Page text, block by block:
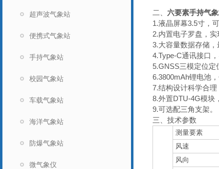
超声波气象站
便携式气象站
手持气象站
校园气象站
车载气象站
海洋气象站
防爆气象站
微气象仪
二、 六要素手持气
1.液晶屏幕3.5寸，
2.内置电子罗盘，
3.大容量数据存储
4.Type-C通讯接口
5.GNSS三模定位
6.3800mAh锂电池
7.结构设计科学合
8.外置DTU-4G模块
9.可选配三角支架。
三、技术参数
测量要素
风速
风向